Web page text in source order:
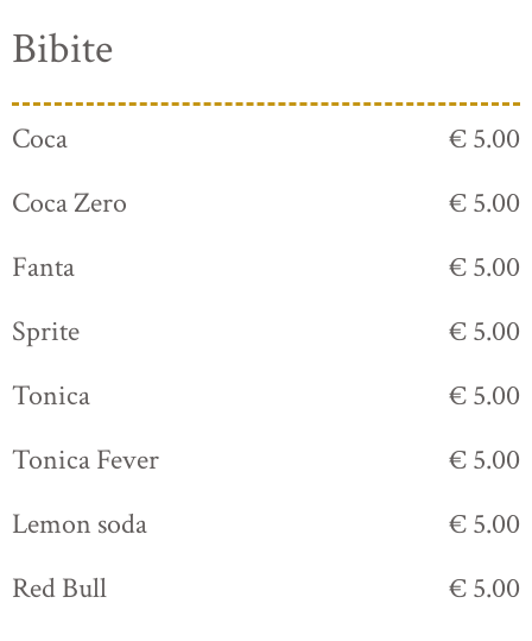
Bibite
Coca
€ 5.00
Coca Zero
€ 5.00
Fanta
€ 5.00
Sprite
€ 5.00
Tonica
€ 5.00
Tonica Fever
€ 5.00
Lemon soda
€ 5.00
Red Bull
€ 5.00